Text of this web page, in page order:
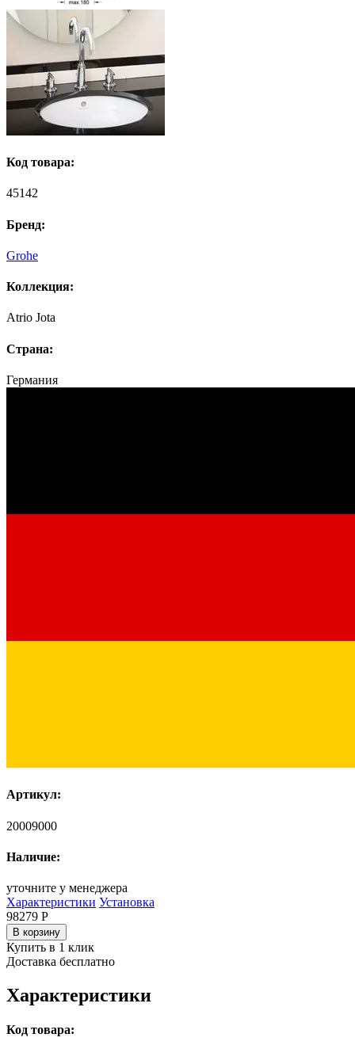
Код товара:
45142
Бренд:
Grohe
Коллекция:
Atrio Jota
Страна:
Германия
Артикул:
20009000
Наличие:
уточните у менеджера
Характеристики Установка
98279 Р
В корзину
Купить в 1 клик
Доставка бесплатно
Характеристики
Код товара: